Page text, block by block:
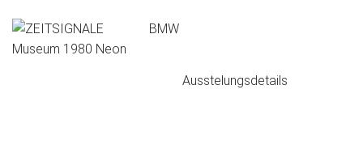
Ausstelungsdetails